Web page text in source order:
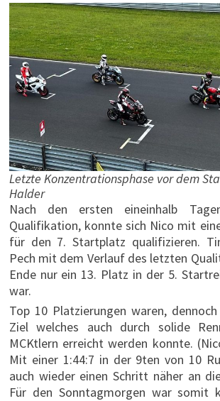
Letzte Konzentrationsphase vor dem
Halder
Nach den ersten eineinhalb
Qualifikation, konnte sich Nico mit
für den 7. Startplatz qualifizieren.
Pech mit dem Verlauf des letzten
Ende nur ein 13. Platz in der 5.
war.
Top 10 Platzierungen waren,
Ziel welches auch durch solide
MCKtlern erreicht werden konnte.
Mit einer 1:44:7 in der 9ten von 10
auch wieder einen Schritt näher an
Für den Sonntagmorgen war somit